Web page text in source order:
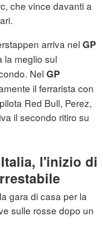
che vince davanti a
arriva nel GP
la meglio sul
Nel GP
il ferrarista con
Red Bull, Perez,
il secondo ritiro su
l'inizio di
gara di casa per la
sulle rosse dopo un